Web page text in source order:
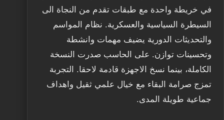
في خريطة واحدة مع طبقات تقدم من النجاة الى
السيطرة السياسية والعسكرية. نظام المواسم
والتحديثات الدورية يضيف مهمات وانشطة
وتحسينات توازن. على الحاسب صدرت النسخة
الكاملة، بينما نسخ الاجهزة قادمة لاحقا. التجربة
تمزج صرامة البقاء مع خيال علمي ثقيل واهداف
جماعية طويلة المدى.